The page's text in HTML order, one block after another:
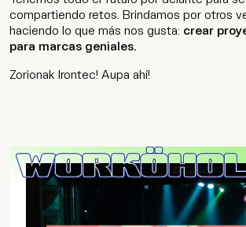
Agencia
Cultura
Wip
compartiendo retos. Brindamos por otros
haciendo lo que más nos gusta: crear
para marcas geniales.
Zorionak Irontec! Aupa ahí!